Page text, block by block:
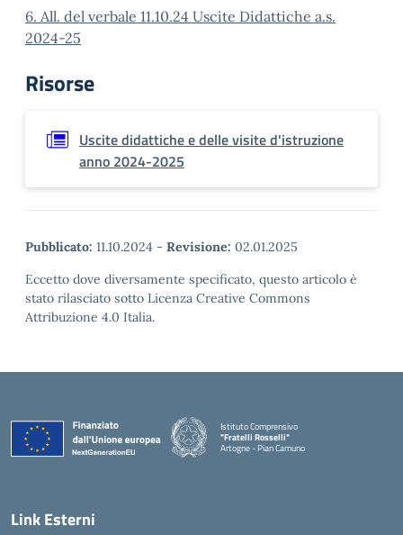
6. All. del verbale 11.10.24 Uscite Didattiche a.s.
2024-25
Risorse
Uscite didattiche e delle visite d'istruzione
anno 2024-2025
Pubblicato: 11.10.2024 - Revisione: 02.01.2025
Eccetto dove diversamente specificato, questo articolo è
stato rilasciato sotto Licenza Creative Commons
Attribuzione 4.0 Italia.
Istituto Comprensivo
"Fratelli Rosselli"
Artogne - Pian Camuno
— Visita la pagina iniziale della scuola
Link Esterni